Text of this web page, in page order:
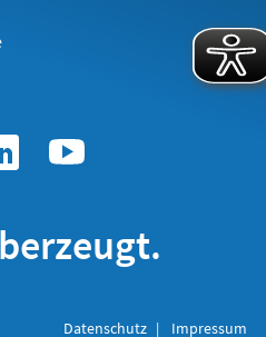
Datenschutz Impressum